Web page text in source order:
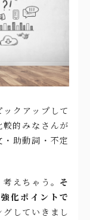
クアップして
的みなさんが
助動詞・不定
えちゃう。 そ
化ポイントで
していきまし